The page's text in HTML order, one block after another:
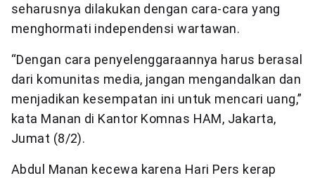
seharusnya dilakukan dengan cara-cara yang
menghormati independensi wartawan.
“Dengan cara penyelenggaraannya harus berasal
dari komunitas media, jangan mengandalkan dan
menjadikan kesempatan ini untuk mencari uang,”
kata Manan di Kantor Komnas HAM, Jakarta,
Jumat (8/2).
Abdul Manan kecewa karena Hari Pers kerap